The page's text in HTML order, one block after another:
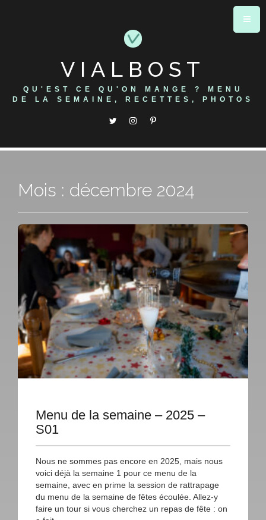
VIALBOST
QU'EST CE QU'ON MANGE ? MENU
DE LA SEMAINE, RECETTES, PHOTOS
Mois : décembre 2024
Menu de la semaine – 2025 –
S01
Nous ne sommes pas encore en 2025, mais nous
voici déjà la semaine 1 pour ce menu de la
semaine, avec en prime la session de rattrapage
du menu de la semaine de fêtes écoulée. Allez-y
faire un tour si vous cherchez un repas de fête : on